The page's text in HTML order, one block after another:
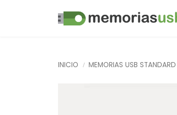
INICIO MEMORIAS USB STANDARD